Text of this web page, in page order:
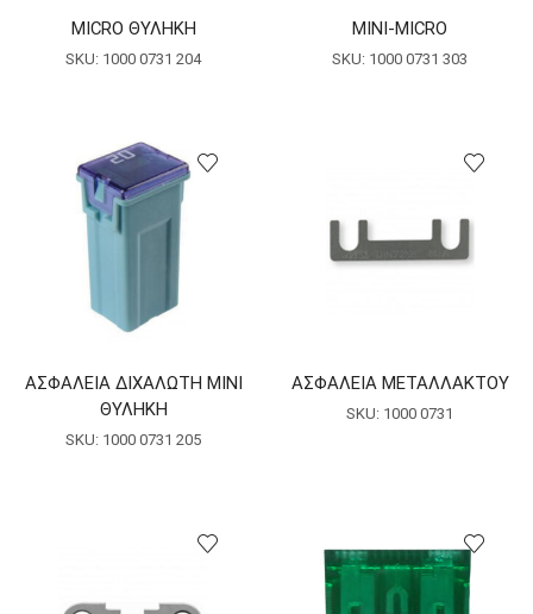
MICRO ΘΥΛΗΚΗ
SKU: 1000 0731 204
MINI-MICRO
SKU: 1000 0731 303
ΑΣΦΑΛΕΙΑ ΔΙΧΑΛΩΤΗ ΜΙΝΙ
ΘΥΛΗΚΗ
SKU: 1000 0731 205
ΑΣΦΑΛΕΙΑ ΜΕΤΑΛΛΑΚΤΟΥ
SKU: 1000 0731